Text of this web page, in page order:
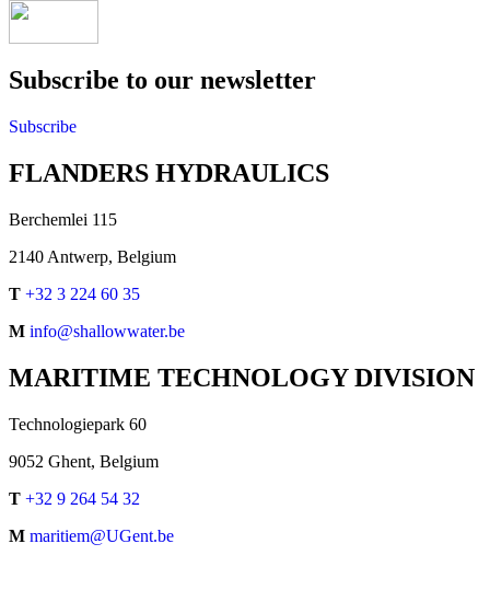
Subscribe to our newsletter
Subscribe
FLANDERS HYDRAULICS
Berchemlei 115
2140 Antwerp, Belgium
T +32 3 224 60 35
M info@shallowwater.be
MARITIME TECHNOLOGY DIVISION
Technologiepark 60
9052 Ghent, Belgium
T +32 9 264 54 32
M maritiem@UGent.be